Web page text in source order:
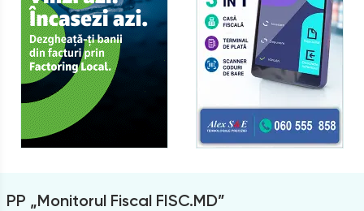
PP „Monitorul Fiscal FISC.MD”